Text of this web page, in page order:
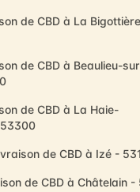
de CBD à La
de CBD à Beaulieu-
de CBD à La Haie-
de CBD à Izé -
de CBD à Châtelain